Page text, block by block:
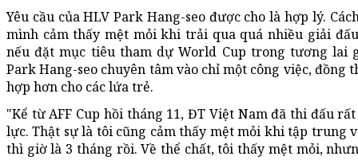
Yêu cầu của HLV Park Hang-seo được cho là hợp lý.
mình cảm thấy mệt mỏi khi trải qua quá nhiều giải
nếu đặt mục tiêu tham dự World Cup trong tương lai
Park Hang-seo chuyên tâm vào chỉ một công việc,
hợp hơn cho các lứa trẻ.
"Kể từ AFF Cup hồi tháng 11, ĐT Việt Nam đã thi đấu
lực. Thật sự là tôi cũng cảm thấy mệt mỏi khi tập trung
thì giờ là 3 tháng rồi. Về thể chất, tôi thấy mệt mỏi,